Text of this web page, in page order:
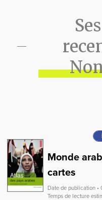
Monde
cartes
Date de publication •
Temps de lecture